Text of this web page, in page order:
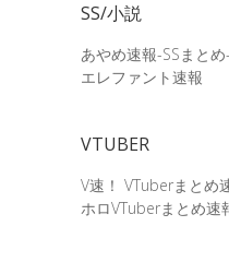
SS/小説
あやめ速報-SSまとめ-
エレファント速報
VTUBER
V速！ VTuberまとめ
ホロVTuberまとめ速